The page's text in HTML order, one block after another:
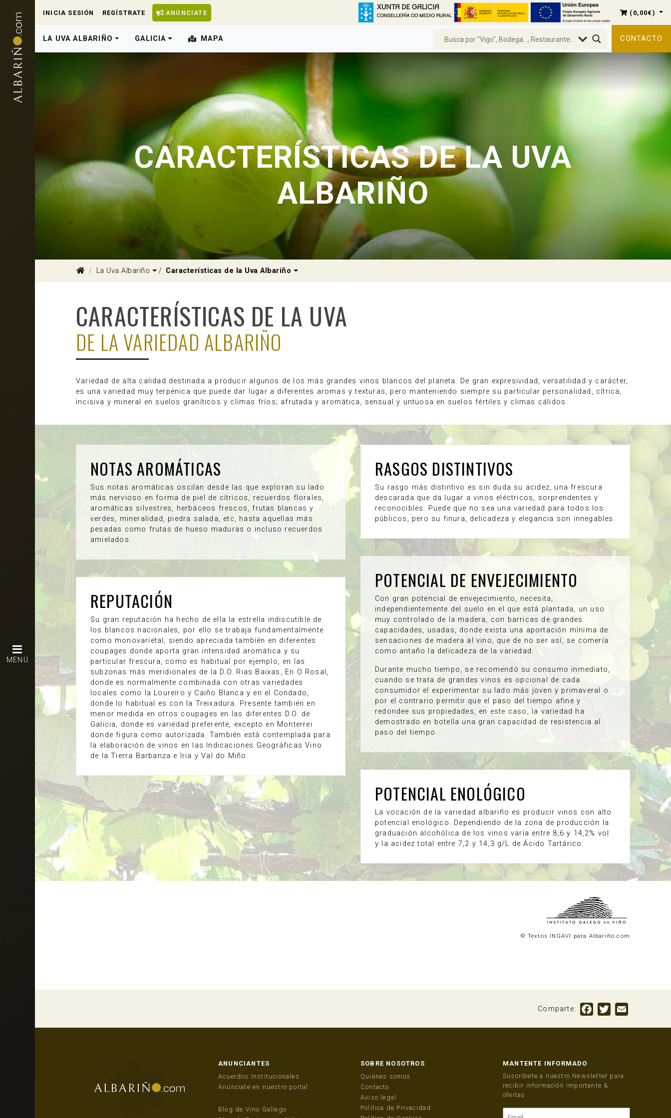
MENÚ
INICIA SESIÓN REGÍSTRATE ANÚNCIATE ( 0,00€ )
LA UVA ALBARIÑO GALICIA MAPA CONTACTO
CARACTERÍSTICAS DE LA UVA
ALBARIÑO
La Uva Albariño Dropdown
Características de la Uva Albariño Dropdown
CARACTERÍSTICAS DE LA UVA
DE LA VARIEDAD ALBARIÑO
Variedad de alta calidad destinada a producir algunos de los más grandes vinos blancos del planeta. De gran expresividad, versatilidad y carácter,
es una variedad muy terpénica que puede dar lugar a diferentes aromas y texturas, pero manteniendo siempre su particular personalidad, cítrica,
incisiva y mineral en suelos graníticos y climas fríos; afrutada y aromática, sensual y untuosa en suelos fértiles y climas cálidos.
NOTAS AROMÁTICAS
Sus notas aromáticas oscilan desde las que exploran su lado
más nervioso en forma de piel de cítricos, recuerdos florales,
aromáticas silvestres, herbáceos frescos, frutas blancas y
verdes, mineralidad, piedra salada, etc, hasta aquellas más
pesadas como frutas de hueso maduras o incluso recuerdos
amielados.
REPUTACIÓN
Su gran reputación ha hecho de ella la estrella indiscutible de
los blancos nacionales, por ello se trabaja fundamentalmente
como monovarietal, siendo apreciada también en diferentes
coupages donde aporta gran intensidad aromática y su
particular frescura, como es habitual por ejemplo, en las
subzonas más meridionales de la D.O. Rias Baixas, En O Rosal,
donde es normalmente combinada con otras variedades
locales como la Loureiro y Caiño Blanca y en el Condado,
donde lo habitual es con la Treixadura. Presente también en
menor medida en otros coupages en las diferentes D.O. de
Galicia, donde es variedad preferente, excepto en Monterrei
donde figura como autorizada. También está contemplada para
la elaboración de vinos en las Indicaciones Geográficas Vino
de la Tierra Barbanza e Iria y Val do Miño.
RASGOS DISTINTIVOS
Su rasgo más distintivo es sin duda su acidez, una frescura
descarada que da lugar a vinos eléctricos, sorprendentes y
reconocibles. Puede que no sea una variedad para todos los
públicos, pero su finura, delicadeza y elegancia son innegables.
POTENCIAL DE ENVEJECIMIENTO
Con gran potencial de envejecimiento, necesita,
independientemente del suelo en el que está plantada, un uso
muy controlado de la madera, con barricas de grandes
capacidades, usadas, donde exista una aportación mínima de
sensaciones de madera al vino, que de no ser así, se comería
como antaño la delicadeza de la variedad.
Durante mucho tiempo, se recomendó su consumo inmediato,
cuando se trata de grandes vinos es opcional de cada
consumidor el experimentar su lado más joven y primaveral o
por el contrario permitir que el paso del tiempo afine y
redondee sus propiedades, en este caso, la variedad ha
demostrado en botella una gran capacidad de resistencia al
paso del tiempo.
POTENCIAL ENOLÓGICO
La vocación de la variedad albariño es producir vinos con alto
potencial enológico. Dependiendo de la zona de producción la
graduación alcohólica de los vinos varía entre 8,6 y 14,2% vol
y la acidez total entre 7,2 y 14,3 g/L de Ácido Tartárico.
© Textos INGAVI para Albariño.com
Comparte: Facebook
Twitter
ANUNCIANTES
Acuerdos Institucionales
Anúnciate en nuestro portal
Blog de Vino Gallego
SOBRE NOSOTROS
Quiénes somos
Contacto
Aviso legal
Política de Privacidad
MANTENTE INFORMADO
Suscríbete a nuestro Newsletter para
recibir información importante &
ofertas